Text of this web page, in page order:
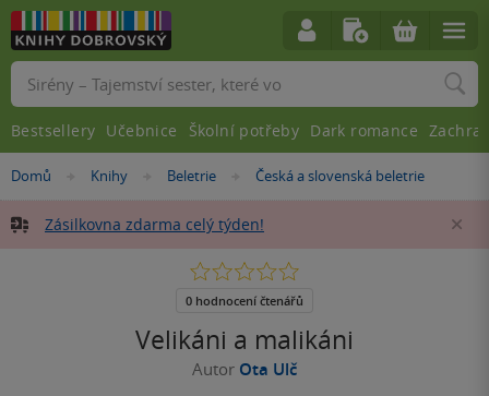
Nacházíte
zde:
Domů »
Knihy »
Beletrie »
Česká a slovenská beletrie
Zásilkovna zdarma celý týden!
Velikáni a malikáni
Autor Ota Ulč
0.0
5
0 hodnocení čtenářů
Vyhledávání
Bestsellery Učebnice Školní potřeby Dark romance